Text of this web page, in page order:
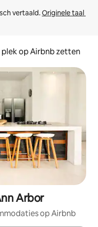
vertaald. Originele taal
plek op Airbnb zetten
Arbor
op Airbnb